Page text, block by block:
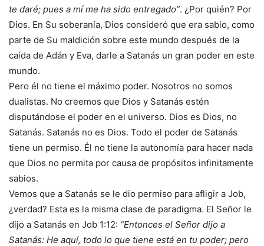
te daré; pues a mí me ha sido entregado”. ¿Por quién? Por
Dios. En Su soberanía, Dios consideró que era sabio, como
parte de Su maldición sobre este mundo después de la
caída de Adán y Eva, darle a Satanás un gran poder en este
mundo.
Pero él no tiene el máximo poder. Nosotros no somos
dualistas. No creemos que Dios y Satanás estén
disputándose el poder en el universo. Dios es Dios, no
Satanás. Satanás no es Dios. Todo el poder de Satanás
tiene un permiso. Él no tiene la autonomía para hacer nada
que Dios no permita por causa de propósitos infinitamente
sabios.
Vemos que a Satanás se le dio permiso para afligir a Job,
¿verdad? Esta es la misma clase de paradigma. El Señor le
dijo a Satanás en Job 1:12: “Entonces el Señor dijo a
Satanás: He aquí, todo lo que tiene está en tu poder; pero